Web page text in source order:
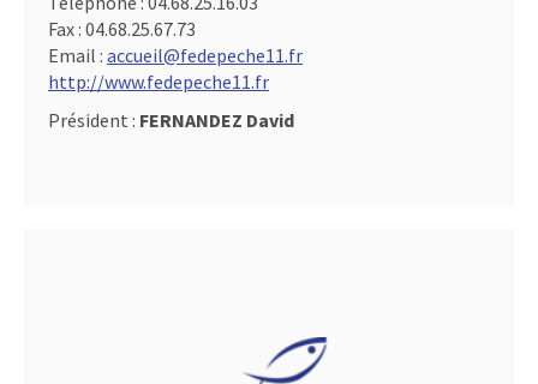
Fax : 04.68.25.67.73
Email : accueil@fedepeche11.fr
http://www.fedepeche11.fr
Président : FERNANDEZ David